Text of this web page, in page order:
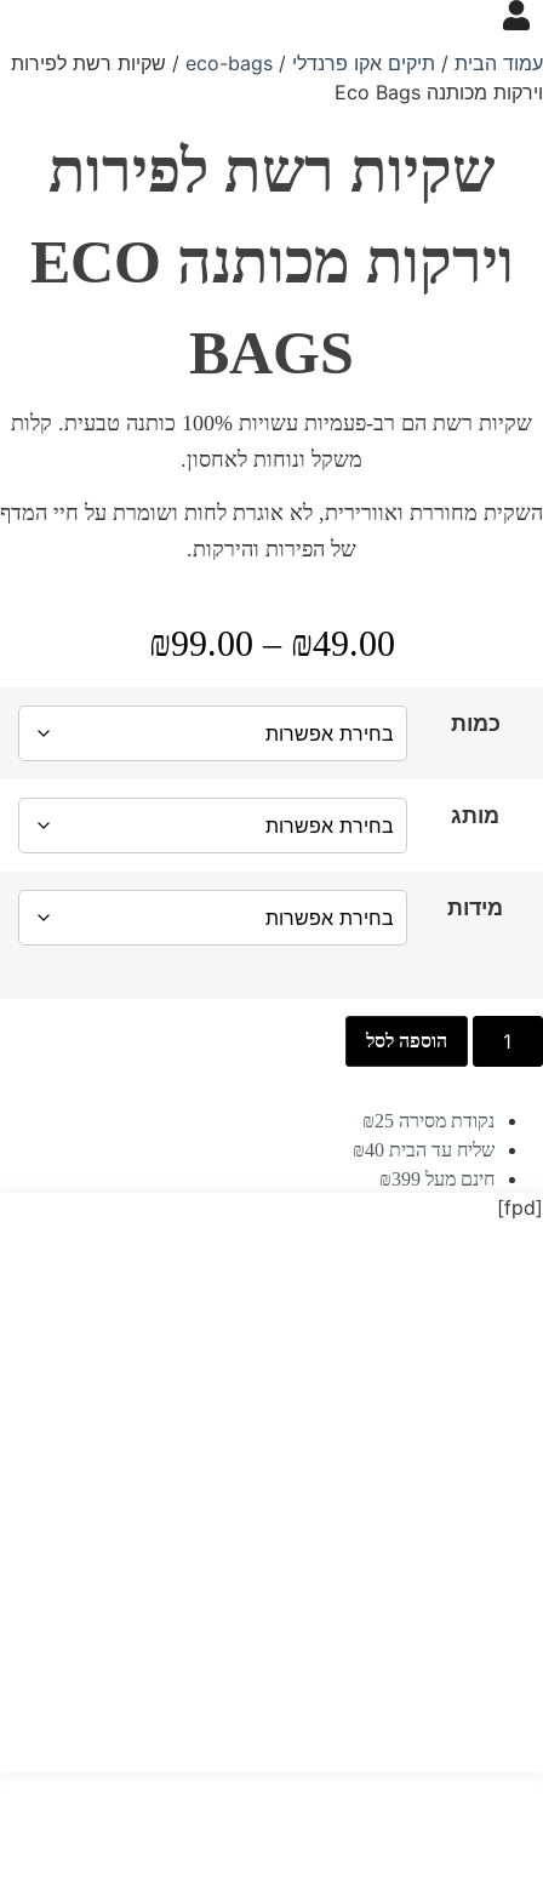
עמוד הבית / תיקים אקו פרנדלי /
eco-bags / שקיות רשת לפירות
וירקות מכותנה Eco Bags
שקיות רשת לפירות
וירקות מכותנה ECO
BAGS
שקיות רשת הם רב-פעמיות עשויות 100% כותנה טבעית. קלות
משקל ונוחות לאחסון.
השקית מחוררת ואוורירית, לא אוגרת לחות ושומרת על חיי המדף
של הפירות והירקות.
₪49.00
–
₪99.00
מחירים:
⁦₪49.00⁩
עד
⁦₪99.00⁩
כמות
מותג
מידות
כמות
שקיות
וירקות
מכותנה
Eco
Bags
הוספה לסל
נקודת מסירה ₪25
שליח עד הבית ₪40
חינם מעל ₪399
[fpd]